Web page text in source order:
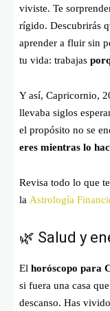
viviste. Te
rígido. Descubrirás
aprender a fluir sin
tu vida: trabajas
Y así, Capricornio,
llevaba siglos
el propósito no se
eres mientras lo
Revisa todo lo que
la Astrología
🌿 Salud y
El horóscopo para
si fuera una casa
descanso. Has